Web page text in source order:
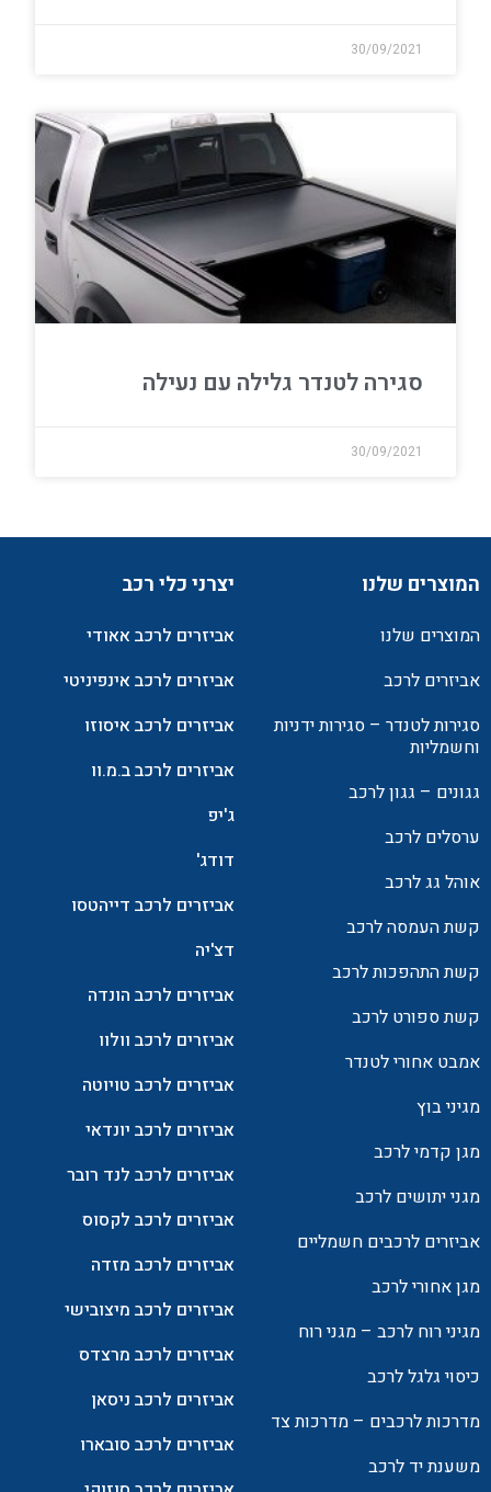
30/09/2021
סגירה לטנדר גלילה עם נעילה
30/09/2021
המוצרים שלנו
המוצרים שלנו
אביזרים לרכב
סגירות לטנדר – סגירות ידניות
וחשמליות
גגונים – גגון לרכב
ערסלים לרכב
אוהל גג לרכב
קשת העמסה לרכב
קשת התהפכות לרכב
קשת ספורט לרכב
אמבט אחורי לטנדר
מגיני בוץ
מגן קדמי לרכב
מגני יתושים לרכב
אביזרים לרכבים חשמליים
מגן אחורי לרכב
מגיני רוח לרכב – מגני רוח
כיסוי גלגל לרכב
מדרכות לרכבים – מדרכות צד
משענת יד לרכב
יצרני כלי רכב
אביזרים לרכב אאודי
אביזרים לרכב אינפיניטי
אביזרים לרכב איסוזו
אביזרים לרכב ב.מ.וו
ג'יפ
דודג'
אביזרים לרכב דייהטסו
דצ'יה
אביזרים לרכב הונדה
אביזרים לרכב וולוו
אביזרים לרכב טויוטה
אביזרים לרכב יונדאי
אביזרים לרכב לנד רובר
אביזרים לרכב לקסוס
אביזרים לרכב מזדה
אביזרים לרכב מיצובישי
אביזרים לרכב מרצדס
אביזרים לרכב ניסאן
אביזרים לרכב סובארו